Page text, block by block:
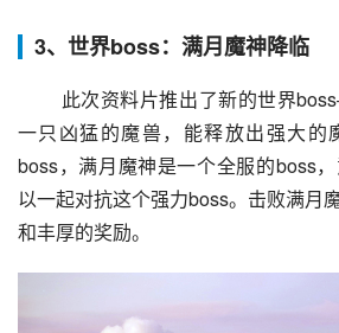
3、世界boss：满月魔神降临
一只凶猛的魔兽，能释放出强大的
boss，满月魔神是一个全服的boss
以一起对抗这个强力boss。击败满月
和丰厚的奖励。